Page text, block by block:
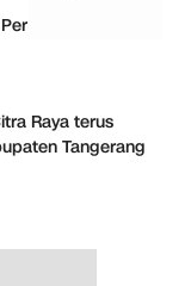
HP
Raya terus
Tangerang